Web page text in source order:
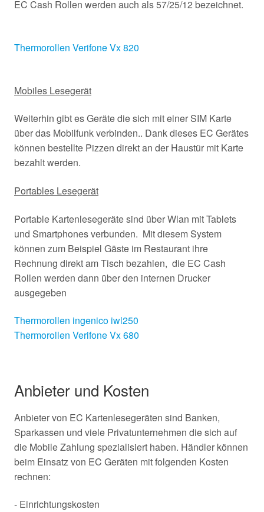
EC Cash Rollen werden auch als 57/25/12 bezeichnet.
Thermorollen Verifone Vx 820
Mobiles Lesegerät
Weiterhin gibt es Geräte die sich mit einer SIM Karte
über das Mobilfunk verbinden.. Dank dieses EC Gerätes
können bestellte Pizzen direkt an der Haustür mit Karte
bezahlt werden.
Portables Lesegerät
Portable Kartenlesegeräte sind über Wlan mit Tablets
und Smartphones verbunden. Mit diesem System
können zum Beispiel Gäste im Restaurant ihre
Rechnung direkt am Tisch bezahlen, die EC Cash
Rollen werden dann über den internen Drucker
ausgegeben
Thermorollen ingenico iwl250
Thermorollen Verifone Vx 680
Anbieter und Kosten
Anbieter von EC Kartenlesegeräten sind Banken,
Sparkassen und viele Privatunternehmen die sich auf
die Mobile Zahlung spezialisiert haben. Händler können
beim Einsatz von EC Geräten mit folgenden Kosten
rechnen:
- Einrichtungskosten